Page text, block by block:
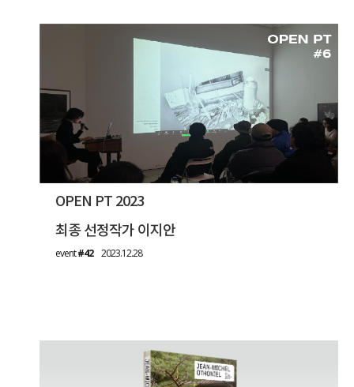
OPEN PT 2023
최종 선정작가 이지안
event#422023.12.28